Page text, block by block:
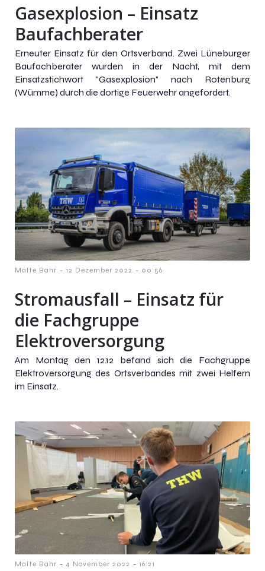
Gasexplosion – Einsatz
Baufachberater
Erneuter Einsatz für den Ortsverband. Zwei Lüneburger
Baufachberater wurden in der Nacht, mit dem
Einsatzstichwort "Gasexplosion" nach Rotenburg
(Wümme) durch die dortige Feuerwehr angefordert.
Malte Bahr - 12 Dezember 2022 - 00:56
Stromausfall – Einsatz für
die Fachgruppe
Elektroversorgung
Am Montag den 12.12 befand sich die Fachgruppe
Elektroversorgung des Ortsverbandes mit zwei Helfern
im Einsatz.
Malte Bahr - 4 November 2022 - 16:21